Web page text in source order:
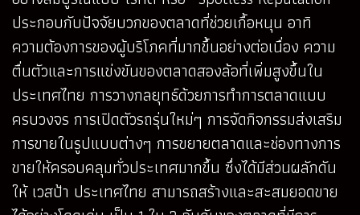
ประกอบกับปัจจัยบวกของตลาดที่ช่วยเกื้อหนุน อาทิ
ความต้องการของผู้บริโภคที่มากขึ้นอย่างต่อเนื่อง ความ
ตื่นตัวและการแข่งขันของตลาดสองล้อที่เพิ่มสูงขึ้นใน
ประเทศไทย การวางกลยุทธ์ด้วยการทำการตลาดแบบ
ครบวงจร การเปิดตัวรถรุ่นใหม่ๆ การจัดกิจกรรมส่งเสริม
การขายในรูปแบบต่างๆ การขยายตลาดและช่องทางการ
ขายให้ครอบคลุมทั่วประเทศมากขึ้น ซึ่งได้มีส่วนผลักดัน
ให้ เวสป้า ประเทศไทย สามารถสร้างและสะสมยอดขาย